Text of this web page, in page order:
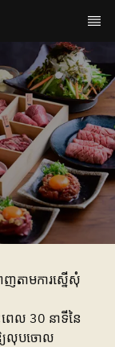
ាមការស្នើសុំ
េល 30 នាទីនៃ
យលុបចោល